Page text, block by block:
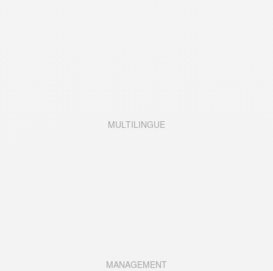
MULTILINGUE
MANAGEMENT